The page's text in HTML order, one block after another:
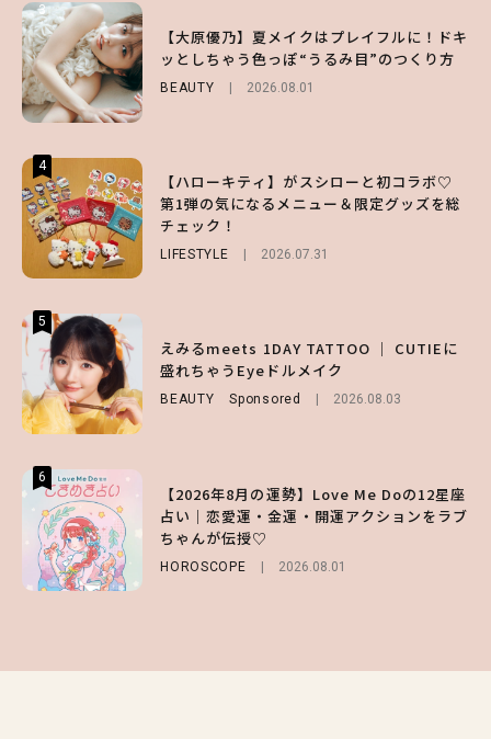
3
【大原優乃】夏メイクはプレイフルに！ドキ
ッとしちゃう色っぽ“うるみ目”のつくり方
BEAUTY 2026.08.01
4
【ハローキティ】がスシローと初コラボ♡
第1弾の気になるメニュー＆限定グッズを総
チェック！
LIFESTYLE 2026.07.31
5
えみるmeets 1DAY TATTOO ｜ CUTIEに
盛れちゃうEyeドルメイク
BEAUTY Sponsored 2026.08.03
6
【2026年8月の運勢】Love Me Doの12星座
占い｜恋愛運・金運・開運アクションをラブ
ちゃんが伝授♡
HOROSCOPE 2026.08.01
3
【スタバ】約160通りのカスタマイズができ
る⁉ 39店舗限定『My フルーツ³ フラペチー
ノ®』を徹底レポ♡
4
【齋藤飛鳥】人生初のロブに！「意外としっ
くりくるし、すごく新鮮で心地いい」ヘアカ
ットの様子を独占でお届け♡
ENTERTAINMENT 2026.07.30
5
【森香澄】理想のスタイルはどう作る？体型
キープの秘訣や夏の過ごし方など独占インタ
ビュー！
ENTERTAINMENT 2026.07.31
6
【SNIDEL】長濱ねるとロマンティックトラ
ッドな秋はじめ｜2026秋の新作コーデ4選
3
【谷まりあ】夏は“シアースカート”でさり
げなく肌見せ！透け感のニュアンスを楽しめ
るマストハブアイテム4選
4
【夏ヘアのくずれ・うねりに】ヘアメイク夢
月直伝♡ ドライシャンプー「バティスト」
を使ったプロ級スタイリング3選
BEAUTY Sponsored
5
【ハローキティ】がスシローと初コラボ♡
第1弾の気になるメニュー＆限定グッズを総
チェック！
2026.07.31
6
【GU】夏の“主役級”アイテム決定！ヘルシ
ー＆可愛すぎる「大人の肌見せ」トップス3
選
FASHION 2026.07.19